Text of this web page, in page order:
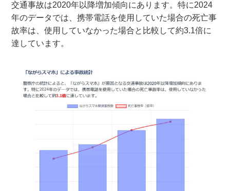
交通事故は2020年以降増加傾向にあります。特に2024
年のデータでは、携帯電話を使用していた場合の死亡事
故率は、使用していなかった場合と比較して約3.1倍に
達しています。